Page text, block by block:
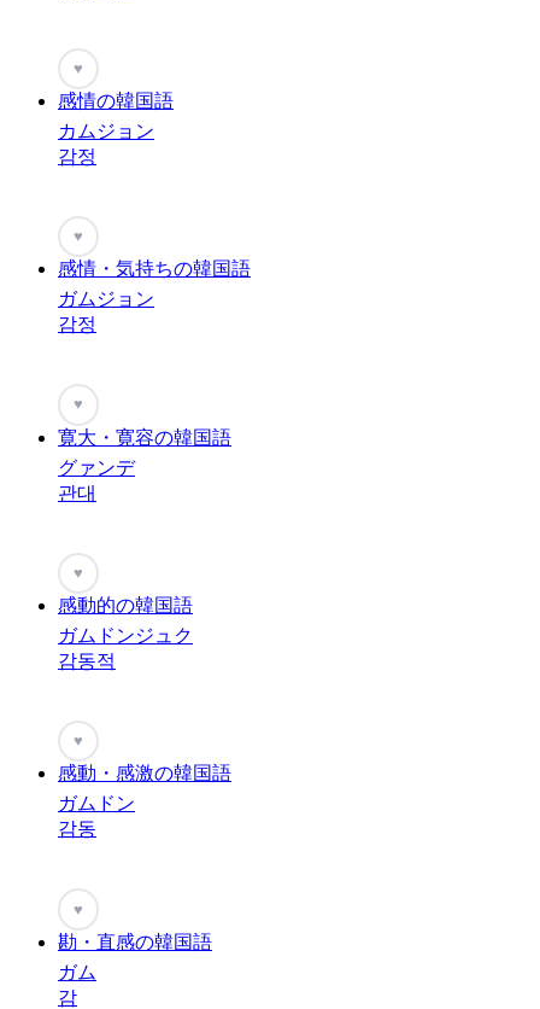
♥
感情の韓国語
カムジョン
감정
♥
感情・気持ちの韓国語
ガムジョン
감정
♥
寛大・寛容の韓国語
グァンデ
관대
♥
感動的の韓国語
ガムドンジュク
감동적
♥
感動・感激の韓国語
ガムドン
감동
♥
勘・直感の韓国語
ガム
감